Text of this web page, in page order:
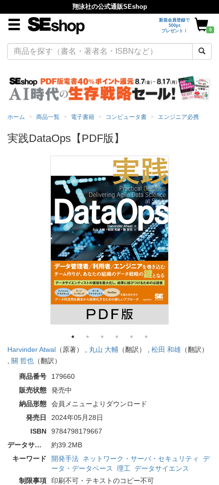
翔泳社の公式通販SEshop
新規会員登録で
500pt
プレゼント！
0
ホーム 商品一覧 電子書籍 コンピュータ書 エンジニア必携
実践DataOps【PDF版】
Harvinder Atwal （原著） , 丸山 大輔 （翻訳） , 松田 和雄 （翻訳）
關 哲也 （翻訳）
商品番号
179660
販売状態
発売中
納品形態
会員メニューよりダウンロード
発売日
2024年05月28日
ISBN
9784798179667
データサイズ
約39.2MB
キーワード
開発手法 ネットワーク・サーバ・セキュリティ
デ
ータ・データベース
理工 データサイエンス
制限事項
印刷不可・テキストのコピー不可